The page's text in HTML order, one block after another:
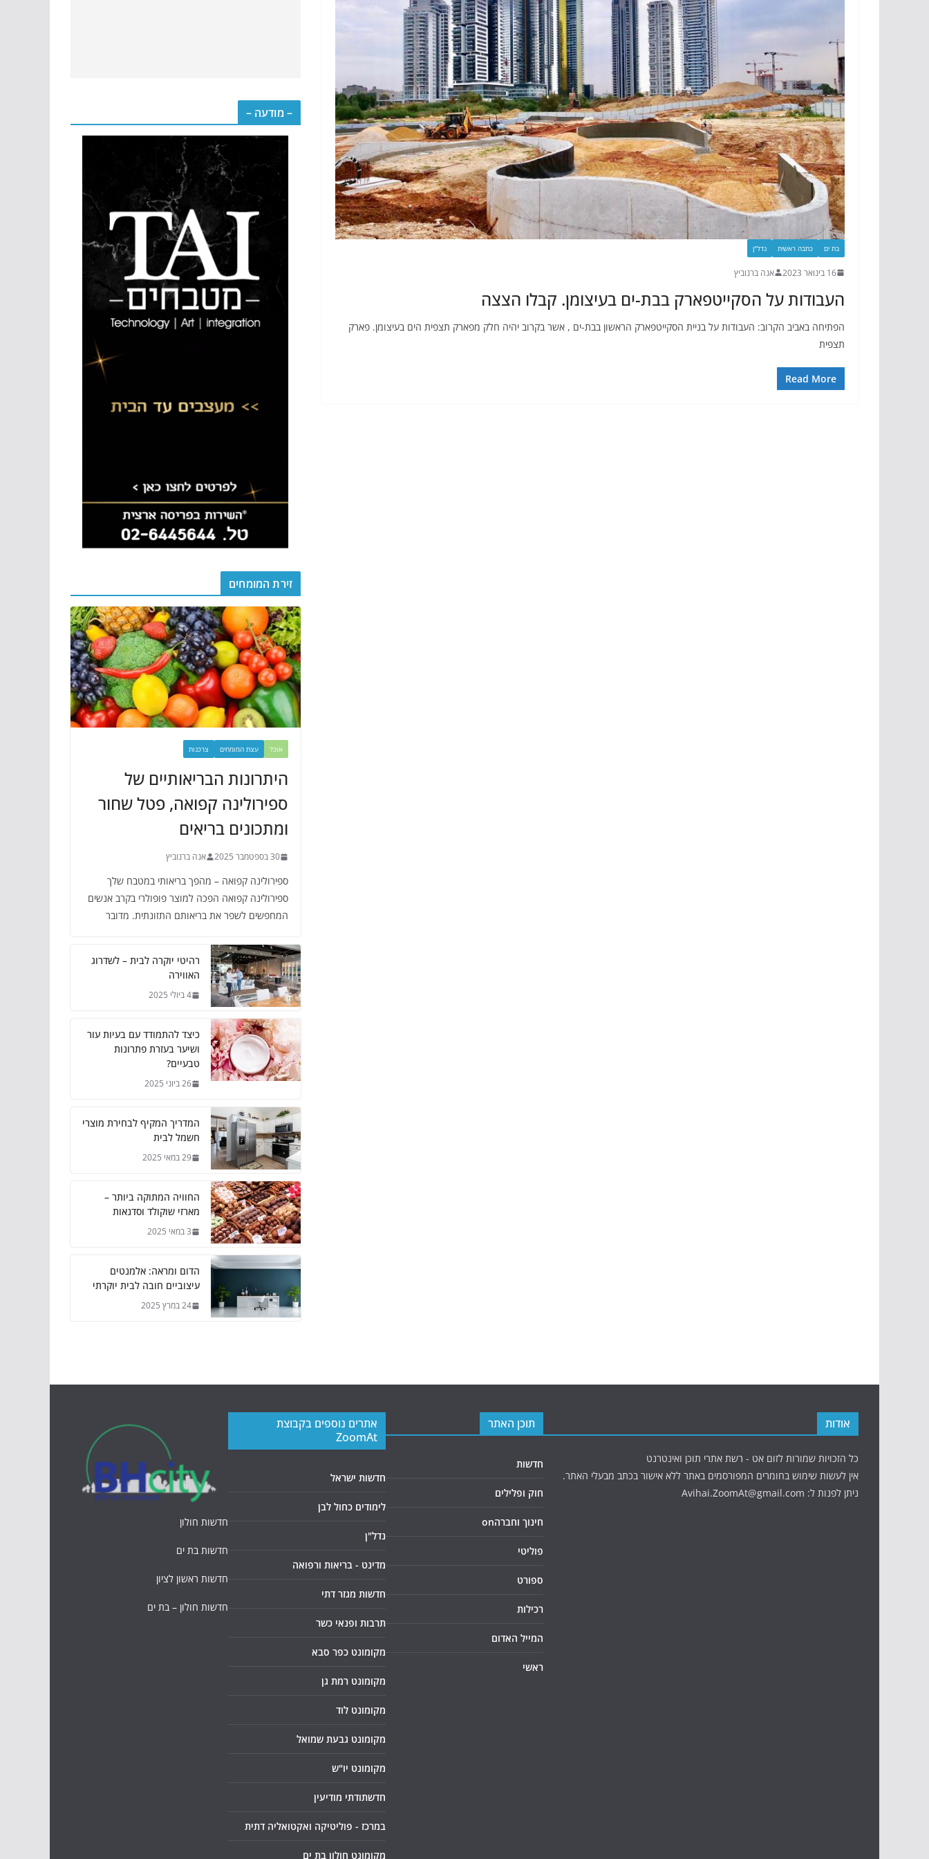
בת ים כתבה ראשית נדל"ן
16 בינואר 2023 אנה ברנוביץ
העבודות על הסקייטפארק בבת-ים בעיצומן. קבלו הצצה
הפתיחה באביב הקרוב: העבודות על בניית הסקייטפארק הראשון בבת-ים , אשר בקרוב יהיה חלק מפארק תצפית הים בעיצומן. פארק
תצפית
Read More
– מודעה –
זירת המומחים
אוכל עצת המומחים צרכנות
היתרונות הבריאותיים של
ספירולינה קפואה, פטל שחור
ומתכונים בריאים
30 בספטמבר 2025 אנה ברנוביץ
ספירולינה קפואה – מהפך בריאותי במטבח שלך
ספירולינה קפואה הפכה למוצר פופולרי בקרב אנשים
המחפשים לשפר את בריאותם התזונתית. מדובר
רהיטי יוקרה לבית – לשדרוג
האווירה
4 ביולי 2025
כיצד להתמודד עם בעיות עור
ושיער בעזרת פתרונות
טבעיים?
26 ביוני 2025
המדריך המקיף לבחירת מוצרי
חשמל לבית
29 במאי 2025
החוויה המתוקה ביותר –
מארזי שוקולד וסדנאות
3 במאי 2025
הדום ומראה: אלמנטים
עיצוביים חובה לבית יוקרתי
24 במרץ 2025
אודות
כל הזכויות שמורות לזום אט - רשת אתרי תוכן ואינטרנט
אין לעשות שימוש בחומרים המפורסמים באתר ללא אישור בכתב מבעלי האתר.
ניתן לפנות ל: Avihai.ZoomAt@gmail.com
תוכן האתר
חדשות
חוק ופלילים
חינוך וחברהon
פוליטי
ספורט
רכילות
המייל האדום
ראשי
אתרים נוספים בקבוצת
ZoomAt
חדשות ישראל
לימודים כחול לבן
נדל"ן
מדינט - בריאות ורפואה
חדשות מגזר דתי
תרבות ופנאי כשר
מקומונט כפר סבא
מקומונט רמת גן
מקומונט לוד
מקומונט גבעת שמואל
מקומונט יו"ש
חדשתודתי מודיעין
במרכז - פוליטיקה ואקטואליה דתית
מקומונט חולון בת ים
חדשות חולון
חדשות בת ים
חדשות ראשון לציון
חדשות חולון – בת ים